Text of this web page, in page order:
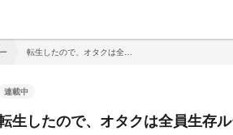
連載中
生したので、オタクは全員生存